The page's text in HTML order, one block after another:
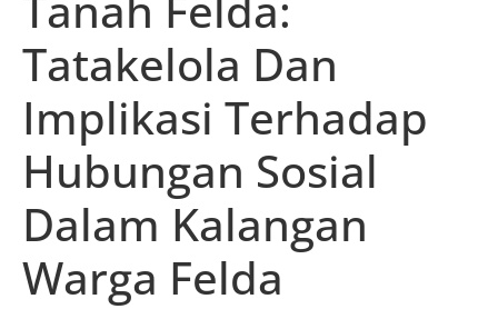
Tatakelola Dan
Implikasi Terhadap
Hubungan Sosial
Dalam Kalangan
Warga Felda